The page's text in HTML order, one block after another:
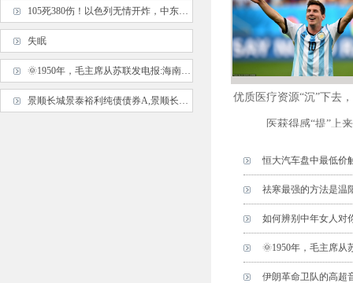
优质医疗资源“沉”下去
医获得感“提”上来
恒大汽车盘中最低价
祛寒最强的方法是温
如何辨别中年女人对
🌞1950年，毛主席从
伊朗革命卫队的高超
105死380伤！以色列无情开炸，中东国家终于醒悟：再不联手就晚了
失眠
🌞1950年，毛主席从苏联发电报:海南岛作战计划推迟,谁料，韩先楚
景顺长城景泰裕利纯债债券A,景顺长城景泰裕利纯债债券C: 关于景顺长城景泰裕利纯债债券型证券投资基金